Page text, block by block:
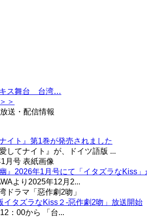
キス舞台 台湾…
＞
放送・配信情報
イト』第1巻が発売されました
してナイト』が、ドイツ語版 ...
』2026年1月号にて「イタズラなKiss
より2025年12月2...
イタズラなKiss２-惡作劇2吻」放送開始
：00から 「台...